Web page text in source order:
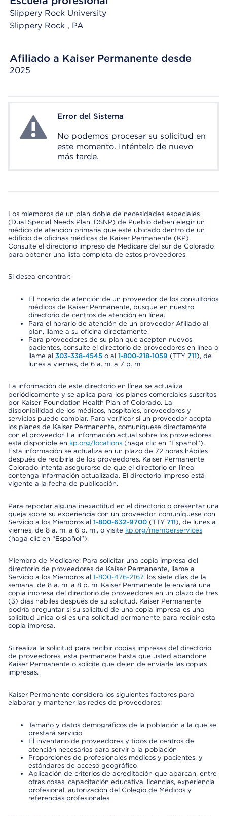
Slippery Rock University
Slippery Rock , PA
Afiliado a Kaiser Permanente desde
2025
System ErrorError del Sistema
No podemos procesar su solicitud en
este momento. Inténtelo de nuevo
más tarde.
Los miembros de un plan doble de necesidades especiales
(Dual Special Needs Plan, DSNP) de Pueblo deben elegir un
médico de atención primaria que esté ubicado dentro de un
edificio de oficinas médicas de Kaiser Permanente (KP).
Consulte el directorio impreso de Medicare del sur de Colorado
para obtener una lista completa de estos proveedores.
Si desea encontrar:
El horario de atención de un proveedor de los consultorios
médicos de Kaiser Permanente, busque en nuestro
directorio de centros de atención en línea.
Para el horario de atención de un proveedor Afiliado al
plan, llame a su oficina directamente.
Para proveedores de su plan que acepten nuevos
pacientes, consulte el directorio de proveedores en línea o
llame al 303-338-4545 o al 1-800-218-1059 (TTY 711), de
lunes a viernes, de 6 a. m. a 7 p. m.
La información de este directorio en línea se actualiza
periódicamente y se aplica para los planes comerciales suscritos
por Kaiser Foundation Health Plan of Colorado. La
disponibilidad de los médicos, hospitales, proveedores y
servicios puede cambiar. Para verificar si un proveedor acepta
los planes de Kaiser Permanente, comuníquese directamente
con el proveedor. La información actual sobre los proveedores
está disponible en kp.org/locations (haga clic en “Español”).
Esta información se actualiza en un plazo de 72 horas hábiles
después de recibirla de los proveedores. Kaiser Permanente
Colorado intenta asegurarse de que el directorio en línea
contenga información actualizada. El directorio impreso está
vigente a la fecha de publicación.
Para reportar alguna inexactitud en el directorio o presentar una
queja sobre su experiencia con un proveedor, comuníquese con
Servicio a los Miembros al 1-800-632-9700 (TTY 711), de lunes a
viernes, de 8 a. m. a 6 p. m., o visite kp.org/memberservices
(haga clic en “Español”).
Miembro de Medicare: Para solicitar una copia impresa del
directorio de proveedores de Kaiser Permanente, llame a
Servicio a los Miembros al 1-800-476-2167, los siete días de la
semana, de 8 a. m. a 8 p. m. Kaiser Permanente le enviará una
copia impresa del directorio de proveedores en un plazo de tres
(3) días hábiles después de su solicitud. Kaiser Permanente
podría preguntar si su solicitud de una copia impresa es una
solicitud única o si es una solicitud permanente para recibir esta
copia impresa.
Si realiza la solicitud para recibir copias impresas del directorio
de proveedores, esta permanece hasta que usted abandone
Kaiser Permanente o solicite que dejen de enviarle las copias
impresas.
Kaiser Permanente considera los siguientes factores para
elaborar y mantener las redes de proveedores:
Tamaño y datos demográficos de la población a la que se
prestará servicio
El inventario de proveedores y tipos de centros de
atención necesarios para servir a la población
Proporciones de profesionales médicos y pacientes, y
estándares de acceso geográfico
Aplicación de criterios de acreditación que abarcan, entre
otras cosas, capacitación educativa, licencias, experiencia
profesional, autorización del Colegio de Médicos y
referencias profesionales